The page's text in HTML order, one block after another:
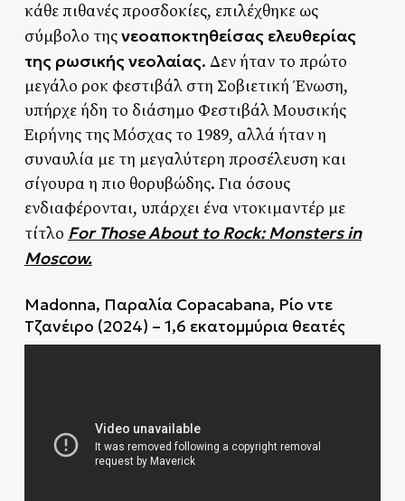
κάθε πιθανές προσδοκίες, επιλέχθηκε ως
σύμβολο τηςνεοαποκτηθείσας ελευθερίας
της ρωσικής νεολαίας. Δεν ήταν το πρώτο
μεγάλο ροκ φεστιβάλ στη Σοβιετική Ένωση,
υπήρχε ήδη το διάσημο Φεστιβάλ Μουσικής
Ειρήνης της Μόσχας το 1989, αλλά ήταν η
συναυλία με τη μεγαλύτερη προσέλευση και
σίγουρα η πιο θορυβώδης. Για όσους
ενδιαφέρονται, υπάρχει ένα ντοκιμαντέρ με
τίτλο For Those About to Rock: Monsters in
Moscow.
Madonna, Παραλία Copacabana, Ρίο ντε
Τζανέιρο (2024) – 1,6 εκατομμύρια θεατές